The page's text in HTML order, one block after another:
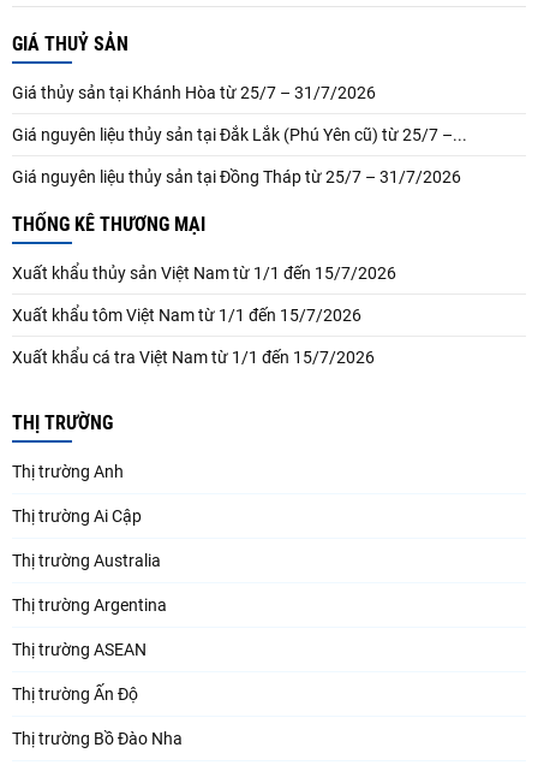
GIÁ THUỶ SẢN
Giá thủy sản tại Khánh Hòa từ 25/7 – 31/7/2026
Giá nguyên liệu thủy sản tại Đắk Lắk (Phú Yên cũ) từ 25/7 –...
Giá nguyên liệu thủy sản tại Đồng Tháp từ 25/7 – 31/7/2026
THỐNG KÊ THƯƠNG MẠI
Xuất khẩu thủy sản Việt Nam từ 1/1 đến 15/7/2026
Xuất khẩu tôm Việt Nam từ 1/1 đến 15/7/2026
Xuất khẩu cá tra Việt Nam từ 1/1 đến 15/7/2026
THỊ TRƯỜNG
Thị trường Anh
Thị trường Ai Cập
Thị trường Australia
Thị trường Argentina
Thị trường ASEAN
Thị trường Ấn Độ
Thị trường Bồ Đào Nha